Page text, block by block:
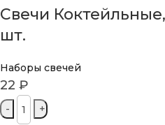
Свечи
шт.
Наборы свечей
22 ₽